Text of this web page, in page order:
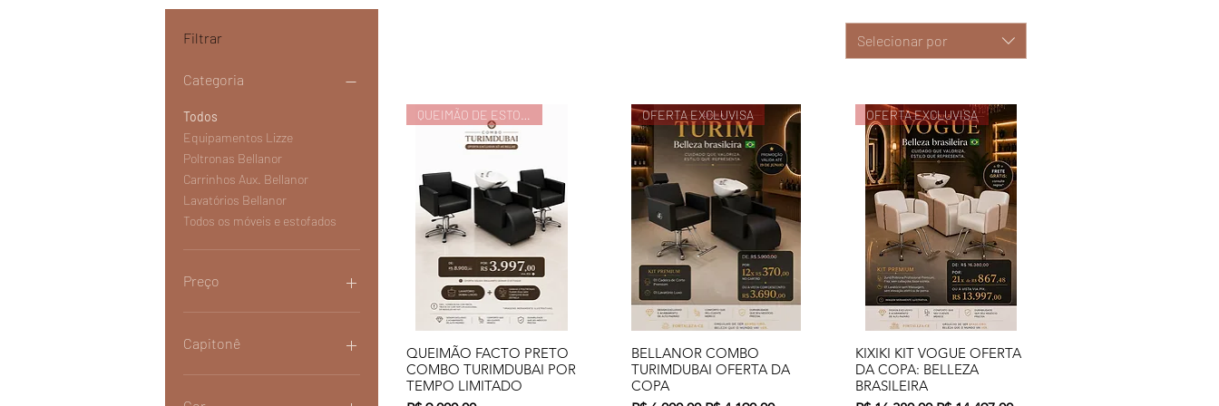
Filtrar
Categoria
Todos
Equipamentos Lizze
Poltronas Bellanor
Carrinhos Aux. Bellanor
Lavatórios Bellanor
Todos os móveis e estofados
Preço
Capitonê
Selecionar por
Visualização rápida
QUEIMÃO FACTO PRETO
COMBO TURIMDUBAI POR
TEMPO LIMITADO
Visualização rápida
OFERTA EXCLUVISA
BELLANOR COMBO
TURIMDUBAI OFERTA DA
COPA
Visualização rápida
OFERTA EXCLUVISA
KIXIKI KIT VOGUE OFERTA
DA COPA: BELLEZA
BRASILEIRA